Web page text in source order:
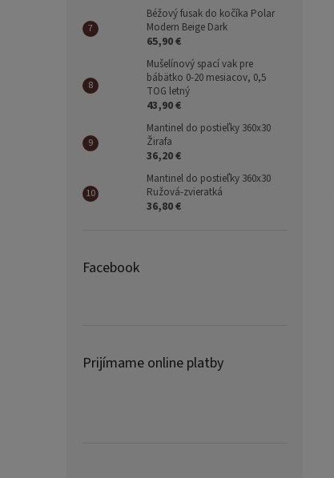
Béžový fusak do kočíka Polar
Modern Beige Dark
65,90 €
Mušelínový spací vak pre
bábätko 0-20 mesiacov, 0,5
TOG letný
43,90 €
Mantinel do postieľky 360x30
Žirafa
36,20 €
Mantinel do postieľky 360x30
Ružová-zvieratká
36,80 €
Facebook
Prijímame online platby